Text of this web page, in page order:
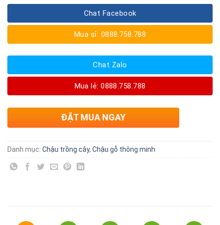
Chat Facebook
Mua sỉ: 0888.758.788
Chat Zalo
Mua lẻ: 0888.758.788
ĐẶT MUA NGAY
Danh mục: Chậu trồng cây, Chậu gỗ thông minh